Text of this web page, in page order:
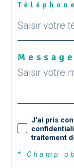
Téléphone
J'ai pris
traitement
* Champ